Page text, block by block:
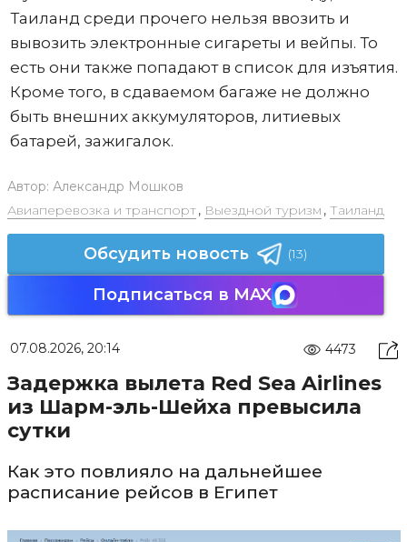
Таиланд среди прочего нельзя ввозить и
вывозить электронные сигареты и вейпы. То
есть они также попадают в список для изъятия.
Кроме того, в сдаваемом багаже не должно
быть внешних аккумуляторов, литиевых
батарей, зажигалок.
Автор: Александр Мошков
Авиаперевозка и транспорт, Выездной туризм , Таиланд
Обсудить новость (13)
Подписаться в MAX
07.08.2026, 20:14 4473
Задержка вылета Red Sea Airlines
из Шарм-эль-Шейха превысила
сутки
Как это повлияло на дальнейшее
расписание рейсов в Египет